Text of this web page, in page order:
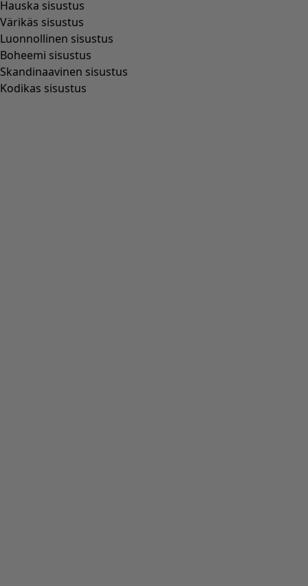
Hauska sisustus
Värikäs sisustus
Luonnollinen sisustus
Boheemi sisustus
Skandinaavinen sisustus
Kodikas sisustus